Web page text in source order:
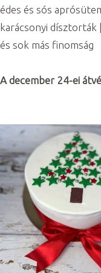
édes és sós
karácsonyi dísztorták |
és sok más finomság
A december 24-ei